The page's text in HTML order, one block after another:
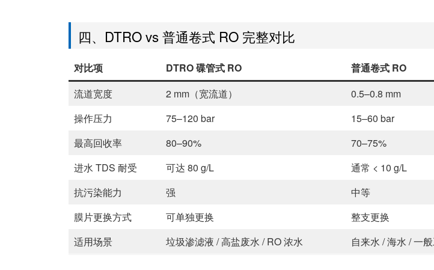
四、DTRO vs 普通卷式 RO 完整对比
对比项 DTRO 碟管式 RO
普通卷式 RO
流道宽度
2 mm（宽流道）
0.5–0.8 mm
操作压力
75–120 bar
15–60 bar
最高回收率
80–90%
70–75%
进水 TDS 耐受
可达 80 g/L
通常 < 10 g/L
抗污染能力
强
中等
膜片更换方式
可单独更换
整支更换
适用场景
垃圾渗滤液 / 高盐废水 / RO 浓水 自来水 / 海水 / 一